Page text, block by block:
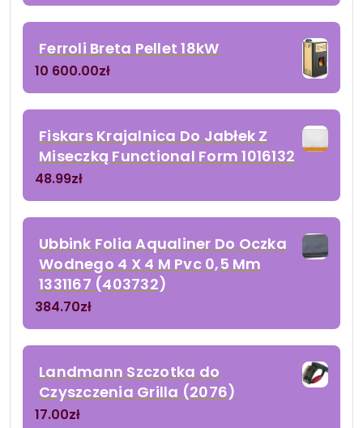
Ferroli Breta Pellet 18kW
10 600.00zł
Fiskars Krajalnica Do Jabłek Z
Miseczką Functional Form 1016132
48.99zł
Ubbink Folia Aqualiner Do Oczka
Wodnego 4 X 4 M Pvc 0,5 Mm
1331167 (403732)
384.70zł
Landmann Szczotka do
Czyszczenia Grilla (2076)
17.00zł